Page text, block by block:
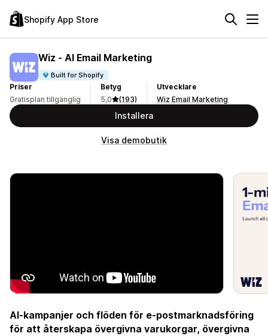
Shopify App Store
Wiz ‑ AI Email Marketing
Built for Shopify
Priser
Gratisplan tillgänglig
Betyg
5,0
(193)
Utvecklare
Wiz Email Marketing
Installera
Visa demobutik
AI-kampanjer och flöden för e-postmarknadsföring
för att återskapa övergivna varukorgar, övergivna